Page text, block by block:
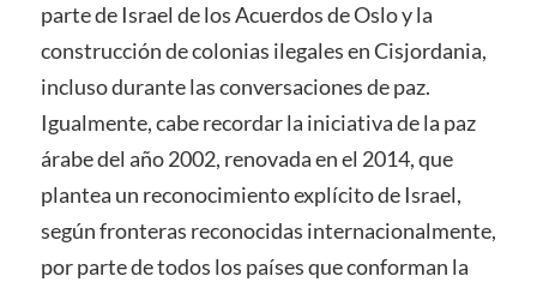
parte de Israel de los Acuerdos de Oslo y la
construcción de colonias ilegales en Cisjordania,
incluso durante las conversaciones de paz.
Igualmente, cabe recordar la iniciativa de la paz
árabe del año 2002, renovada en el 2014, que
plantea un reconocimiento explícito de Israel,
según fronteras reconocidas internacionalmente,
por parte de todos los países que conforman la